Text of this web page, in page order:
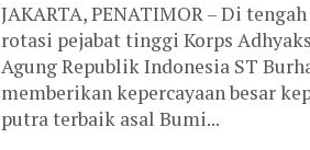
JAKARTA, PENATIMOR – Di
rotasi pejabat tinggi Korps
Agung Republik Indonesia ST
memberikan kepercayaan besar
putra terbaik asal Bumi...